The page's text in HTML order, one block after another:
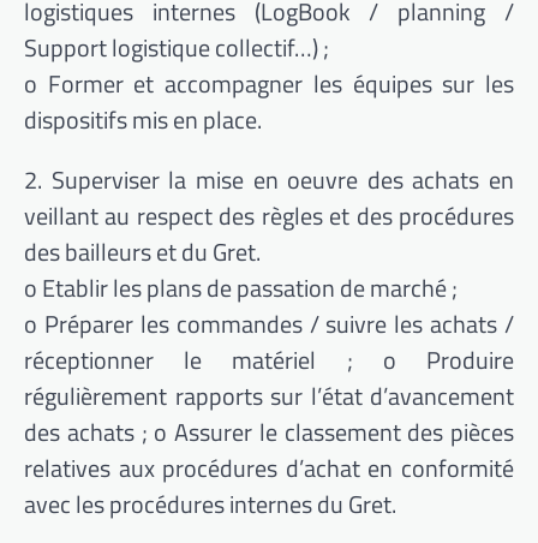
logistiques internes (LogBook / planning /
Support logistique collectif…) ;
o Former et accompagner les équipes sur les
dispositifs mis en place.
2. Superviser la mise en oeuvre des achats en
veillant au respect des règles et des procédures
des bailleurs et du Gret.
o Etablir les plans de passation de marché ;
o Préparer les commandes / suivre les achats /
réceptionner le matériel ; o Produire
régulièrement rapports sur l’état d’avancement
des achats ; o Assurer le classement des pièces
relatives aux procédures d’achat en conformité
avec les procédures internes du Gret.